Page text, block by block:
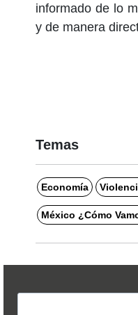
informado de lo
y de manera
Temas
Economía
México ¿Cómo